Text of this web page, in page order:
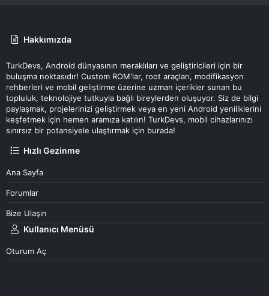
Hakkımızda
TurkDevs, Android dünyasının meraklıları ve geliştiricileri için bir
buluşma noktasıdır! Custom ROM'lar, root araçları, modifikasyon
rehberleri ve mobil geliştirme üzerine uzman içerikler sunan bu
topluluk, teknolojiye tutkuyla bağlı bireylerden oluşuyor. Siz de bilgi
paylaşmak, projelerinizi geliştirmek veya en yeni Android yeniliklerini
keşfetmek için hemen aramıza katılın! TurkDevs, mobil cihazlarınızı
sınırsız bir potansiyele ulaştırmak için burada!
Hızlı Gezinme
Ana Sayfa
Forumlar
Bize Ulaşın
Kullanıcı Menüsü
Oturum Aç